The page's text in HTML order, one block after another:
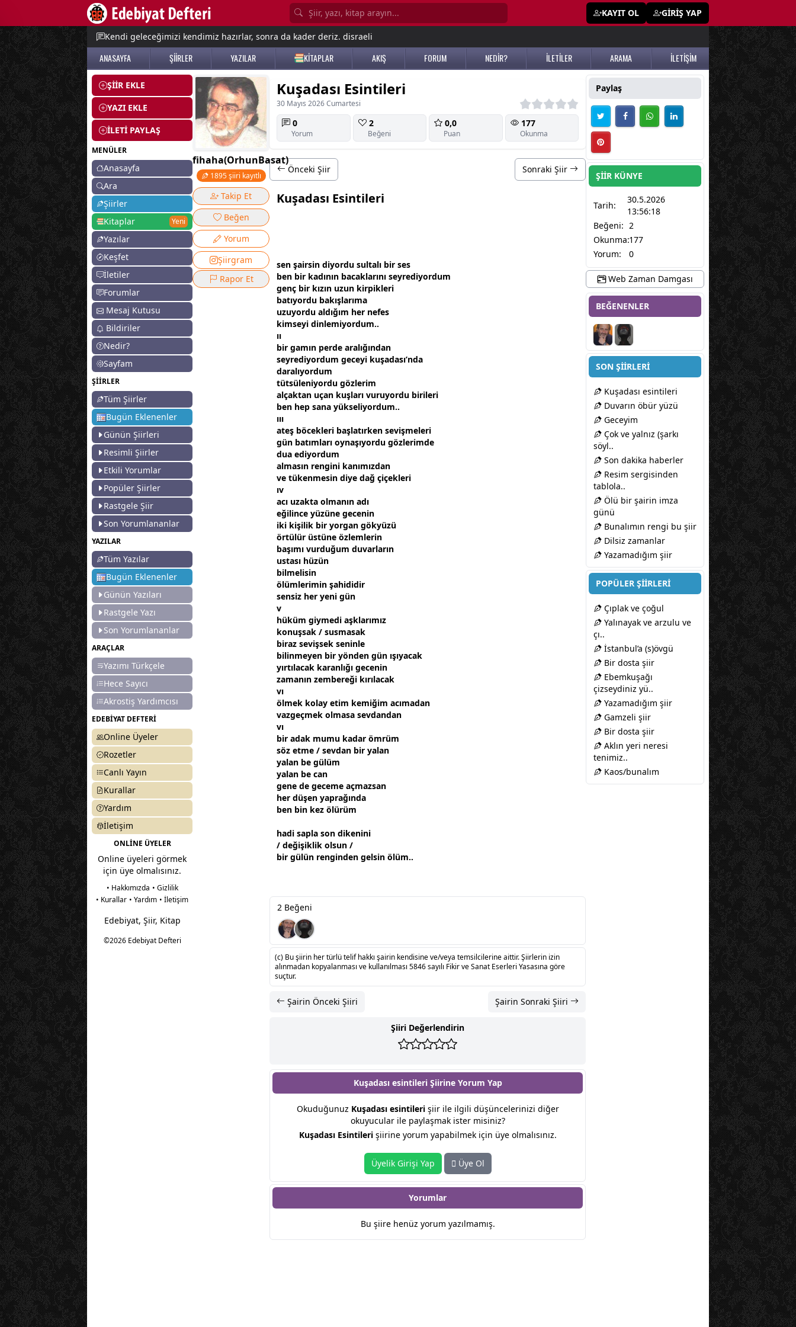
KAYIT OL GİRİŞ YAP
Kendi geleceğimizi kendimiz hazırlar, sonra da kader deriz. disraeli
ANASAYFA ŞİİRLER YAZILAR KİTAPLAR AKIŞ FORUM NEDİR? İLETİLER ARAMA İLETİŞİM
ŞİİR EKLE
YAZI EKLE
İLETİ PAYLAŞ
MENÜLER
Anasayfa
Ara
Şiirler
Kitaplar
Yeni
Yazılar
Keşfet
İletiler
Forumlar
Mesaj Kutusu
Bildiriler
Nedir?
Sayfam
ŞİİRLER
Tüm Şiirler
Bugün Eklenenler
Günün Şiirleri
Resimli Şiirler
Etkili Yorumlar
Popüler Şiirler
Rastgele Şiir
Son Yorumlananlar
YAZILAR
Tüm Yazılar
Bugün Eklenenler
Günün Yazıları
Rastgele Yazı
Son Yorumlananlar
ARAÇLAR
Yazımı Türkçele
Hece Sayıcı
Akrostiş Yardımcısı
EDEBİYAT DEFTERİ
Online Üyeler
Rozetler
Canlı Yayın
Kurallar
Yardım
İletişim
ONLİNE ÜYELER
Online üyeleri görmek
için üye olmalısınız.
• Hakkımızda • Gizlilik
• Kurallar • Yardım • İletişim
Edebiyat, Şiir, Kitap
©2026 Edebiyat Defteri
fihaha(OrhunBasat)
1895 şiiri kayıtlı
Takip Et
Beğen
Yorum
Şiirgram
Rapor Et
Kuşadası Esintileri
30 Mayıs 2026 Cumartesi
0
Yorum
2
Beğeni
0,0
Puan
177
Okunma
Önceki Şiir Sonraki Şiir
Kuşadası Esintileri
sen şairsin diyordu sultalı bir ses
ben bir kadının bacaklarını seyrediyordum
genç bir kızın uzun kirpikleri
batıyordu bakışlarıma
uzuyordu aldığım her nefes
kimseyi dinlemiyordum..
ıı
bir gamın perde aralığından
seyrediyordum geceyi kuşadası’nda
daralıyordum
tütsüleniyordu gözlerim
alçaktan uçan kuşları vuruyordu birileri
ben hep sana yükseliyordum..
ııı
ateş böcekleri başlatırken sevişmeleri
gün batımları oynaşıyordu gözlerimde
dua ediyordum
almasın rengini kanımızdan
ve tükenmesin diye dağ çiçekleri
ıv
acı uzakta olmanın adı
eğilince yüzüne gecenin
iki kişilik bir yorgan gökyüzü
örtülür üstüne özlemlerin
başımı vurduğum duvarların
ustası hüzün
bilmelisin
ölümlerimin şahididir
sensiz her yeni gün
v
hüküm giymedi aşklarımız
konuşsak / susmasak
biraz sevişsek seninle
bilinmeyen bir yönden gün ışıyacak
yırtılacak karanlığı gecenin
zamanın zembereği kırılacak
vı
ölmek kolay etim kemiğim acımadan
vazgeçmek olmasa sevdandan
vı
bir adak mumu kadar ömrüm
söz etme / sevdan bir yalan
yalan be gülüm
yalan be can
gene de geceme açmazsan
her düşen yaprağında
ben bin kez ölürüm
hadi sapla son dikenini
/ değişiklik olsun /
bir gülün renginden gelsin ölüm..
2 Beğeni
(c) Bu şiirin her türlü telif hakkı şairin kendisine ve/veya temsilcilerine aittir. Şiirlerin izin
alınmadan kopyalanması ve kullanılması 5846 sayılı Fikir ve Sanat Eserleri Yasasına göre
suçtur.
Şairin Önceki Şiiri Şairin Sonraki Şiiri
Şiiri Değerlendirin
Kuşadası esintileri Şiirine Yorum Yap
Okuduğunuz Kuşadası esintilerişiir ile ilgili düşüncelerinizi diğer
okuyucular ile paylaşmak ister misiniz?
Kuşadası Esintilerişiirine yorum yapabilmek için üye olmalısınız.
Üyelik Girişi Yap Üye Ol
Yorumlar
Bu şiire henüz yorum yazılmamış.
Paylaş
ŞİİR KÜNYE
Tarih:
30.5.2026
13:56:18
Beğeni: 2
Okunma:177
Yorum:
0
Web Zaman Damgası
BEĞENENLER
SON ŞİİRLERİ
Kuşadası esintileri
Duvarın öbür yüzü
Geceyim
Çok ve yalnız (şarkı
söyl..
Son dakika haberler
Resim sergisinden
tablola..
Ölü bir şairin imza
günü
Bunalımın rengi bu şiir
Dilsiz zamanlar
Yazamadığım şiir
POPÜLER ŞİİRLERİ
Çıplak ve çoğul
Yalınayak ve arzulu ve
çı..
İstanbul’a (s)övgü
Bir dosta şiir
Ebemkuşağı
çizseydiniz yü..
Yazamadığım şiir
Gamzeli şiir
Bir dosta şiir
Aklın yeri neresi
tenimiz..
Kaos/bunalım
menu